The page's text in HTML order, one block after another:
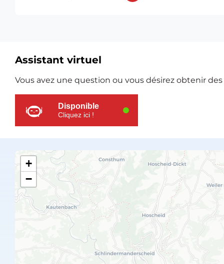
Ressources
supplémentaires
Assistant virtuel
Vous avez une question ou vous désirez obtenir
Disponible
Cliquez ici !
+
−